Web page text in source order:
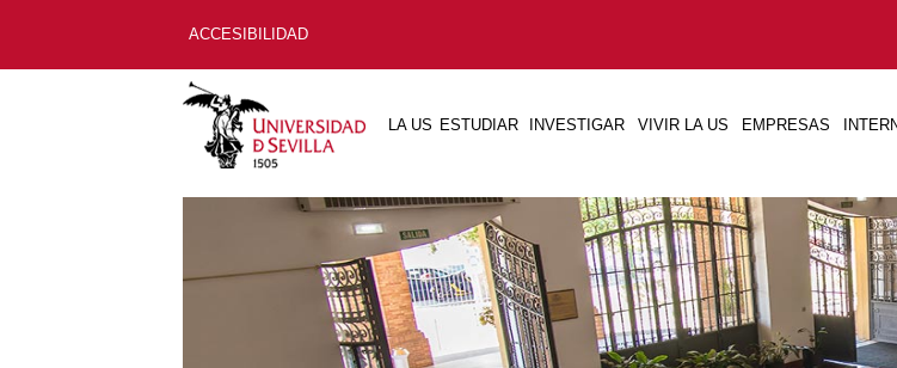
ACCESIBILIDAD
LA US ESTUDIAR INVESTIGAR VIVIR LA US EMPRESAS